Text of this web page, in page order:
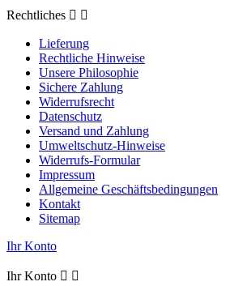
Rechtliches  
Lieferung
Rechtliche Hinweise
Unsere Philosophie
Sichere Zahlung
Widerrufsrecht
Datenschutz
Versand und Zahlung
Umweltschutz-Hinweise
Widerrufs-Formular
Impressum
Allgemeine Geschäftsbedingungen
Kontakt
Sitemap
Ihr Konto
Ihr Konto  